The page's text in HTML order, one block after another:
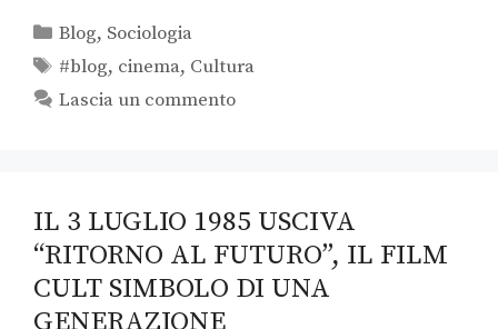
Blog, Sociologia
#blog, cinema, Cultura
Lascia un commento
IL 3 LUGLIO 1985 USCIVA
“RITORNO AL FUTURO”, IL FILM
CULT SIMBOLO DI UNA